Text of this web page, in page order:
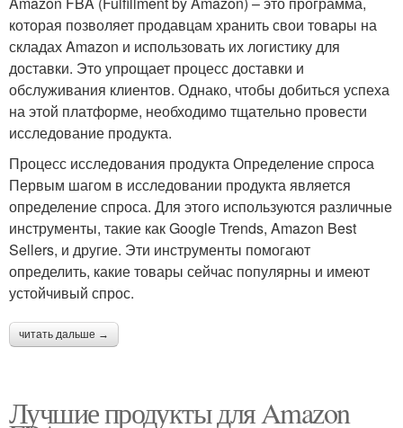
которая позволяет продавцам хранить свои товары на
складах Amazon и использовать их логистику для
доставки. Это упрощает процесс доставки и
обслуживания клиентов. Однако, чтобы добиться успеха
на этой платформе, необходимо тщательно провести
исследование продукта.
Процесс исследования продукта Определение спроса
Первым шагом в исследовании продукта является
определение спроса. Для этого используются различные
инструменты, такие как Google Trends, Amazon Best
Sellers, и другие. Эти инструменты помогают
определить, какие товары сейчас популярны и имеют
устойчивый спрос.
читать дальше →
Лучшие продукты для Amazon